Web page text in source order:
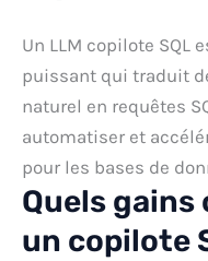
Un LLM copilote SQL
puissant qui traduit
naturel en requêtes
automatiser et
pour les bases de
Quels
un copilote